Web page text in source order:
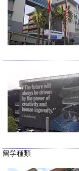
留学種類